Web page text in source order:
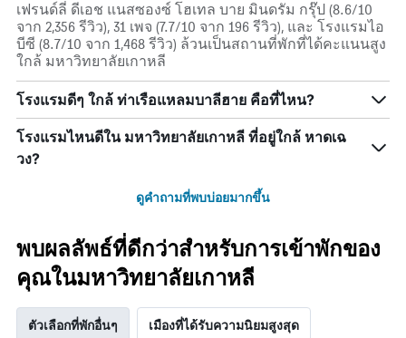
เฟรนด์ลี่ ดีเอช แนสซองซ์ โฮเทล บาย มินดรัม กรุ๊ป (8.6/10
จาก 2,356 รีวิว), 31 เพจ (7.7/10 จาก 196 รีวิว), และ โรงแรมไอ
บีซี (8.7/10 จาก 1,468 รีวิว) ล้วนเป็นสถานที่พักที่ได้คะแนนสูง
ใกล้ มหาวิทยาลัยเกาหลี
โรงแรมดีๆ ใกล้ ท่าเรือแหลมบาลีฮาย คือที่ไหน?
โรงแรมไหนดีใน มหาวิทยาลัยเกาหลี ที่อยู่ใกล้ หาดเฉ
วง?
ดูคำถามที่พบบ่อยมากขึ้น
พบผลลัพธ์ที่ดีกว่าสำหรับการเข้าพักของ
คุณในมหาวิทยาลัยเกาหลี
ตัวเลือกที่พักอื่นๆ เมืองที่ได้รับความนิยมสูงสุด